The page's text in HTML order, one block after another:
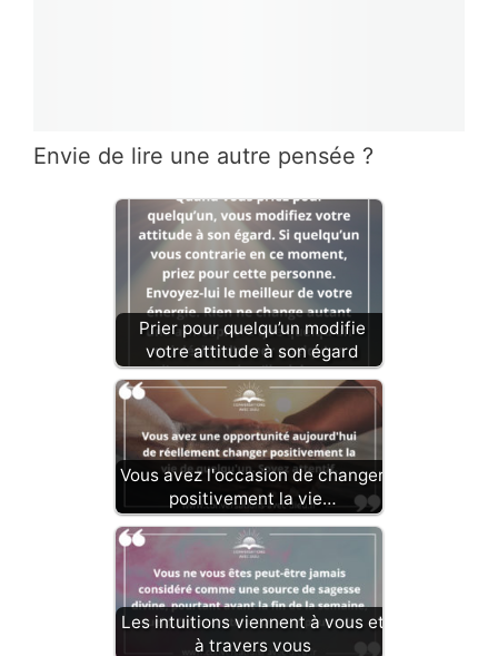
Envie de lire une autre pensée ?
Prier pour quelqu’un modifie
votre attitude à son égard
Vous avez l'occasion de changer
positivement la vie…
Les intuitions viennent à vous et
à travers vous